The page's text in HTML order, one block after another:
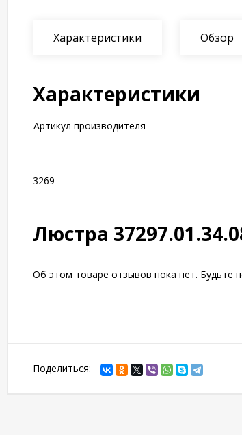
Характеристики Обзор
Характеристики
Артикул производителя
3269
Люстра
Об этом товаре отзывов пока нет. Будьте
Поделиться: